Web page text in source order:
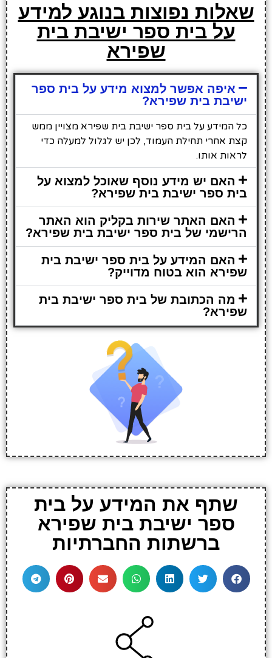
שאלות נפוצות בנוגע למידע
על בית ספר ישיבת בית
שפירא
איפה אפשר למצוא מידע על בית ספר
ישיבת בית שפירא?
כל המידע על בית ספר ישיבת בית שפירא מצויין ממש
קצת אחרי תחילת העמוד, לכן יש לגלול למעלה כדי
לראות אותו.
האם יש מידע נוסף שאוכל למצוא על
בית ספר ישיבת בית שפירא?
האם האתר שירות בקליק הוא האתר
הרישמי של בית ספר ישיבת בית שפירא?
האם המידע על בית ספר ישיבת בית
שפירא הוא בטוח מדוייק?
מה הכתובת של בית ספר ישיבת בית
שפירא?
שתף את המידע על בית
ספר ישיבת בית שפירא
ברשתות החברתיות